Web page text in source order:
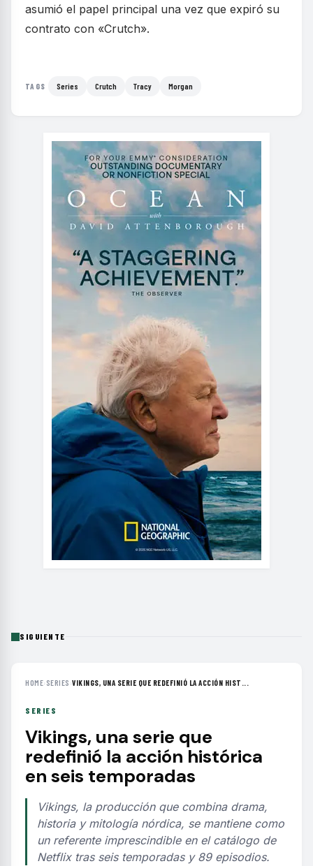
asumió el papel principal una vez que expiró su
contrato con «Crutch».
TAGS Series Crutch Tracy Morgan
SIGUIENTE
HOME› SERIES ›VIKINGS, UNA SERIE QUE REDEFINIÓ LA ACCIÓN HIST...
SERIES
Vikings, una serie que
redefinió la acción histórica
en seis temporadas
Vikings, la producción que combina drama,
historia y mitología nórdica, se mantiene como
un referente imprescindible en el catálogo de
Netflix tras seis temporadas y 89 episodios.